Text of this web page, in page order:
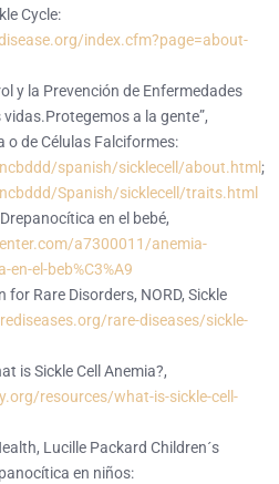
Cycle:
index.cfm?page=about-
y la Prevención de Enfermedades
a la gente”,
o de Células Falciformes:
spanish/sicklecell/about.html ;
Spanish/sicklecell/traits.html
en el bebé,
a7300011/anemia-
en-el-beb%C3%A9
Rare Disorders, NORD, Sickle
rare-diseases/sickle-
is Sickle Cell Anemia?,
resources/what-is-sickle-cell-
Lucille Packard Children´s
en niños: